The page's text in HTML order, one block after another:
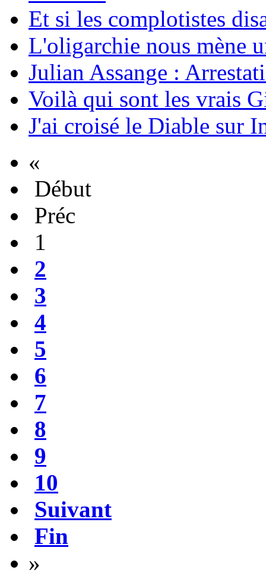
Et si les complotistes
L'oligarchie nous mène
Julian Assange :
Voilà qui sont les vrais
J'ai croisé le Diable sur
«
Début
Préc
1
2
3
4
5
6
7
8
9
10
Suivant
Fin
»